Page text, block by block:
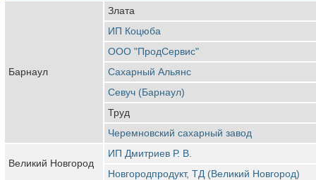
Барнаул
Злата
ИП Коцюба
ООО "ПродСервис"
Сахарный Альянс
Севуч (Барнаул)
Труд
Черемновский сахарный завод
Великий Новгород
ИП Дмитриев Р. В.
Новгородпродукт, ТД (Великий Новгород)